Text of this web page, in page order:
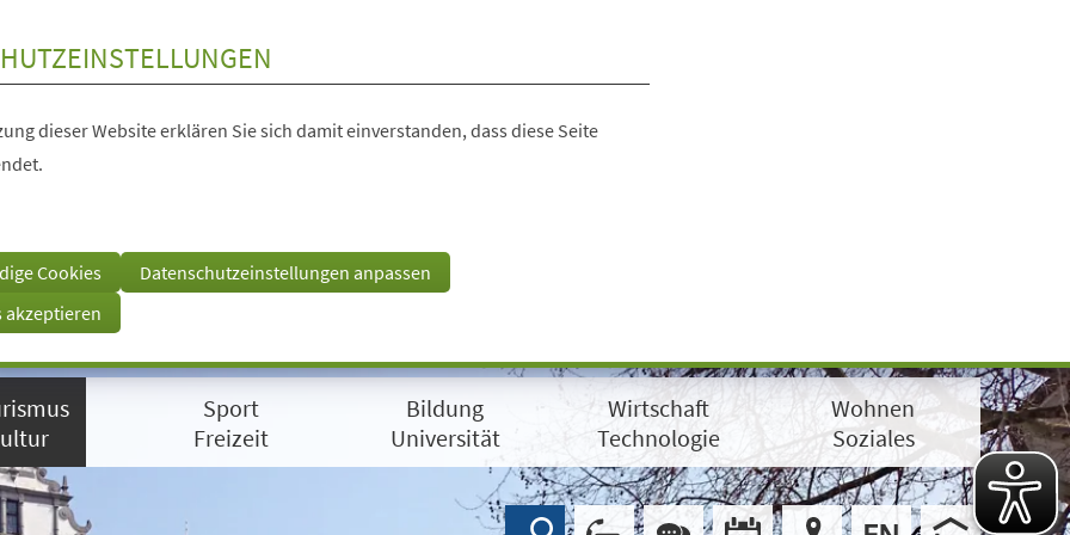
dieser Website erklären Sie sich damit einverstanden, dass diese Seite
Cookies
Datenschutzeinstellungen anpassen
akzeptieren
Sport
Freizeit
Bildung
Universität
Wirtschaft
Technologie
Wohnen
Soziales